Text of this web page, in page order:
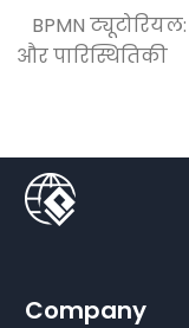
BPMN
और पारिस्थितिकी
Company